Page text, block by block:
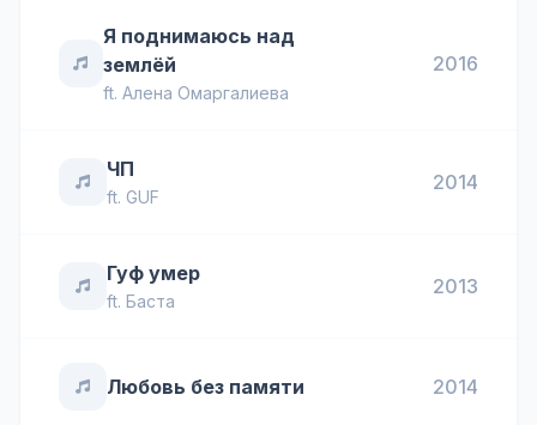
Я поднимаюсь над
землёй
ft. Алена Омаргалиева
2016
ЧП
ft. GUF
2014
Гуф умер
ft. Баста
2013
Любовь без памяти 2014